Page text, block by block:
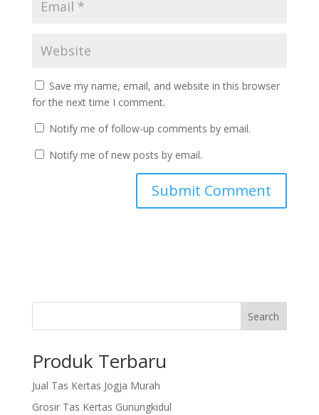
Save my name, email, and website in this browser
for the next time I comment.
Notify me of follow-up comments by email.
Notify me of new posts by email.
Search
Produk Terbaru
Jual Tas Kertas Jogja Murah
Grosir Tas Kertas Gunungkidul